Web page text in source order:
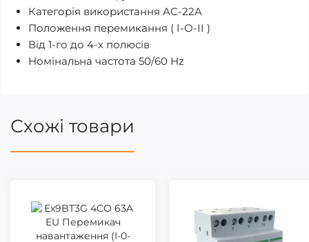
Категорія використання AC-22A
Положення перемикання ( I-O-II )
Від 1-го до 4-х полюсів
Номінальна частота 50/60 Hz
Схожі товари